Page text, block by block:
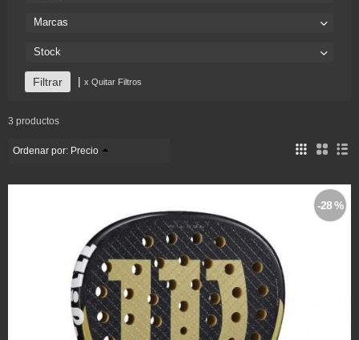
Marcas
Stock
| x Quitar Filtros
3 productos
Ordenar por: Precio
-28 %